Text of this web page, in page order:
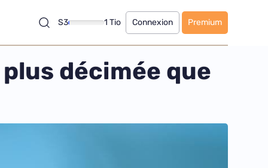
S3 1 Tio Connexion Premium
plus décimée que